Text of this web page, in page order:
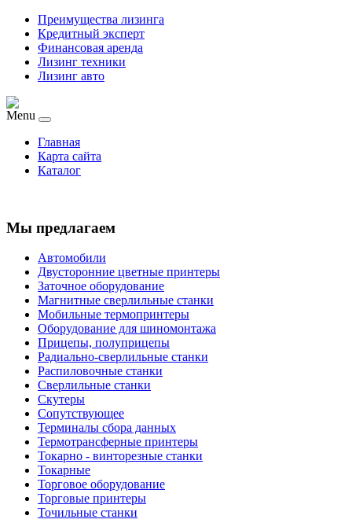
Преимущества лизинга
Кредитный эксперт
Финансовая аренда
Лизинг техники
Лизинг авто
Menu
Главная
Карта сайта
Каталог
Мы предлагаем
Автомобили
Двусторонние цветные принтеры
Заточное оборудование
Магнитные сверлильные станки
Мобильные термопринтеры
Оборудование для шиномонтажа
Прицепы, полуприцепы
Радиально-сверлильные станки
Распиловочные станки
Сверлильные станки
Скутеры
Сопутствующее
Терминалы сбора данных
Термотрансферные принтеры
Токарно - винторезные станки
Токарные
Торговое оборудование
Торговые принтеры
Точильные станки